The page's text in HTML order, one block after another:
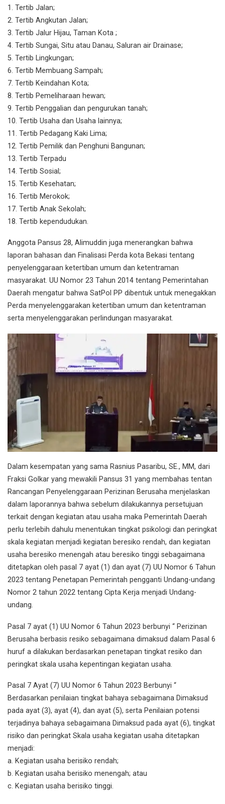
1. Tertib Jalan;
2. Tertib Angkutan Jalan;
3. Tertib Jalur Hijau, Taman Kota ;
4. Tertib Sungai, Situ atau Danau, Saluran air Drainase;
5. Tertib Lingkungan;
6. Tertib Membuang Sampah;
7. Tertib Keindahan Kota;
8. Tertib Pemeliharaan hewan;
9. Tertib Penggalian dan pengurukan tanah;
10. Tertib Usaha dan Usaha lainnya;
11. Tertib Pedagang Kaki Lima;
12. Tertib Pemilik dan Penghuni Bangunan;
13. Tertib Terpadu
14. Tertib Sosial;
15. Tertib Kesehatan;
16. Tertib Merokok;
17. Tertib Anak Sekolah;
18. Tertib kependudukan.
Anggota Pansus 28, Alimuddin juga menerangkan bahwa
laporan bahasan dan Finalisasi Perda kota Bekasi tentang
penyelenggaraan ketertiban umum dan ketentraman
masyarakat. UU Nomor 23 Tahun 2014 tentang Pemerintahan
Daerah mengatur bahwa SatPol PP dibentuk untuk menegakkan
Perda menyelenggarakan ketertiban umum dan ketentraman
serta menyelenggarakan perlindungan masyarakat.
Dalam kesempatan yang sama Rasnius Pasaribu, SE., MM, dari
Fraksi Golkar yang mewakili Pansus 31 yang membahas tentan
Rancangan Penyelenggaraan Perizinan Berusaha menjelaskan
dalam laporannya bahwa sebelum dilakukannya persetujuan
terkait dengan kegiatan atau usaha maka Pemerintah Daerah
perlu terlebih dahulu menentukan tingkat psikologi dan peringkat
skala kegiatan menjadi kegiatan beresiko rendah, dan kegiatan
usaha beresiko menengah atau beresiko tinggi sebagaimana
ditetapkan oleh pasal 7 ayat (1) dan ayat (7) UU Nomor 6 Tahun
2023 tentang Penetapan Pemerintah pengganti Undang-undang
Nomor 2 tahun 2022 tentang Cipta Kerja menjadi Undang-
undang.
Pasal 7 ayat (1) UU Nomor 6 Tahun 2023 berbunyi “ Perizinan
Berusaha berbasis resiko sebagaimana dimaksud dalam Pasal 6
huruf a dilakukan berdasarkan penetapan tingkat resiko dan
peringkat skala usaha kepentingan kegiatan usaha.
Pasal 7 Ayat (7) UU Nomor 6 Tahun 2023 Berbunyi “
Berdasarkan penilaian tingkat bahaya sebagaimana Dimaksud
pada ayat (3), ayat (4), dan ayat (5), serta Penilaian potensi
terjadinya bahaya sebagaimana Dimaksud pada ayat (6), tingkat
risiko dan peringkat Skala usaha kegiatan usaha ditetapkan
menjadi:
a. Kegiatan usaha berisiko rendah;
b. Kegiatan usaha berisiko menengah; atau
c. Kegiatan usaha berisiko tinggi.